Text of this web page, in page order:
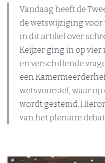
Vandaag heeft de
de wetswijziging
in dit artikel over
Keijzer ging in op vier
en verschillende
een
wetsvoorstel, waar
wordt gestemd.
van het plenaire